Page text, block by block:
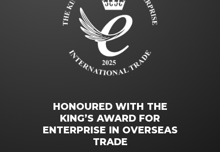
HONOURED WITH THE
KING’S AWARD FOR
ENTERPRISE IN OVERSEAS
TRADE